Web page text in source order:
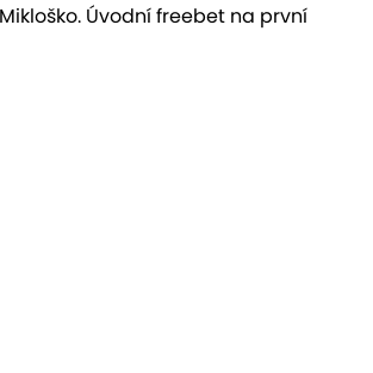
Úvodní freebet na první